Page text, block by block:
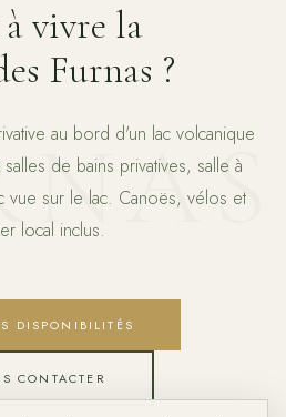
vivre la
Furnas ?
au bord d'un lac volcanique
de bains privatives, salle à
vue sur le lac. Canoës, vélos et
local inclus.
DISPONIBILITÉS
CONTACTER